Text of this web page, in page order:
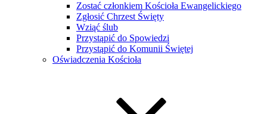
Zostać członkiem Kościoła Ewangelickiego
Zgłosić Chrzest Święty
Wziąć ślub
Przystąpić do Spowiedzi
Przystąpić do Komunii Świętej
Oświadczenia Kościoła